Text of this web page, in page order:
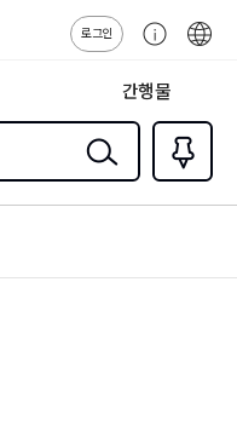
로그인
센
간행물
검색
즐겨찾
기0